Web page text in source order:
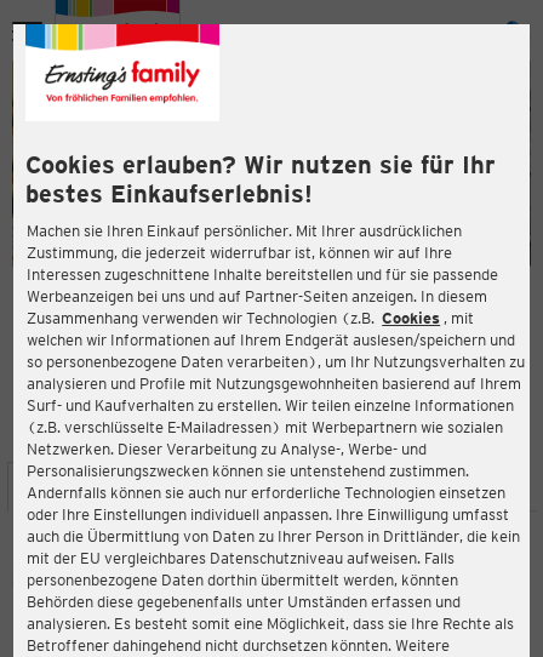
Cookies erlauben? Wir nutzen sie für Ihr
bestes Einkaufserlebnis!
Machen sie Ihren Einkauf persönlicher. Mit Ihrer ausdrücklichen
Zustimmung, die jederzeit widerrufbar ist, können wir auf Ihre
Interessen zugeschnittene Inhalte bereitstellen und für sie passende
Werbeanzeigen bei uns und auf Partner-Seiten anzeigen. In diesem
Zusammenhang verwenden wir Technologien (z.B. Cookies , mit
welchen wir Informationen auf Ihrem Endgerät auslesen/speichern und
so personenbezogene Daten verarbeiten), um Ihr Nutzungsverhalten zu
analysieren und Profile mit Nutzungsgewohnheiten basierend auf Ihrem
Surf- und Kaufverhalten zu erstellen. Wir teilen einzelne Informationen
(z.B. verschlüsselte E-Mailadressen) mit Werbepartnern wie sozialen
Netzwerken. Dieser Verarbeitung zu Analyse-, Werbe- und
Personalisierungszwecken können sie untenstehend zustimmen.
Andernfalls können sie auch nur erforderliche Technologien einsetzen
oder Ihre Einstellungen individuell anpassen. Ihre Einwilligung umfasst
auch die Übermittlung von Daten zu Ihrer Person in Drittländer, die kein
mit der EU vergleichbares Datenschutzniveau aufweisen. Falls
personenbezogene Daten dorthin übermittelt werden, könnten
Behörden diese gegebenenfalls unter Umständen erfassen und
analysieren. Es besteht somit eine Möglichkeit, dass sie Ihre Rechte als
Betroffener dahingehend nicht durchsetzen könnten. Weitere
Menü
ERNSTING'S FAMILY FILIALE
Mühlhäuser Str. 110
99817 Eisenach
3,0
Bewertung:
STANDORT SERVICES SORTIMENT AKTIONEN
Ernsting's family
Mühlhäuser Str. 110, 99817 Eisenach